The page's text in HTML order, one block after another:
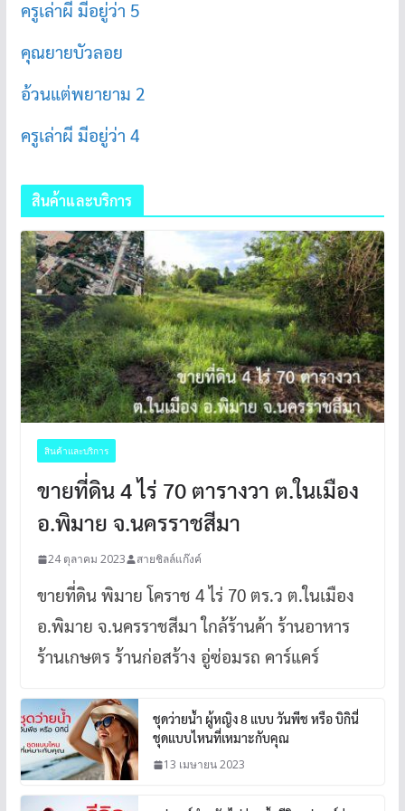
ครูเล่าผี มีอยู่ว่า 5
คุณยายบัวลอย
อ้วนแต่พยายาม 2
ครูเล่าผี มีอยู่ว่า 4
สินค้าและบริการ
สินค้าและบริการ
ขายที่ดิน 4 ไร่ 70 ตารางวา ต.ในเมือง
อ.พิมาย จ.นครราชสีมา
24 ตุลาคม 2023 สายชิลล์แก๊งค์
ขายที่ดิน พิมาย โคราช 4 ไร่ 70 ตร.ว ต.ในเมือง
อ.พิมาย จ.นครราชสีมา ใกล้ร้านค้า ร้านอาหาร
ร้านเกษตร ร้านก่อสร้าง อู่ซ่อมรถ คาร์แคร์
ชุดว่ายน้ำ ผู้หญิง 8 แบบ วันพีช หรือ บิกินี่
ชุดแบบไหนที่เหมาะกับคุณ
13 เมษายน 2023